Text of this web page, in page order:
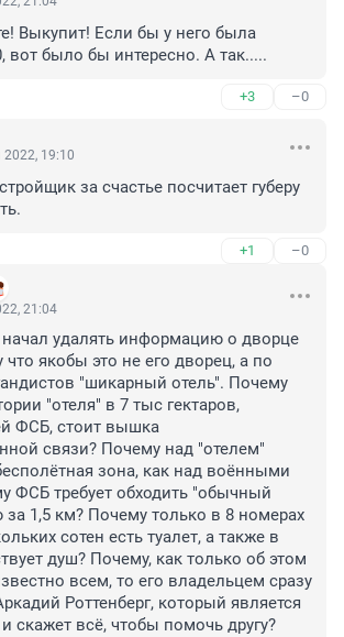
Выкупит! Если бы у него была
вот было бы интересно. А так.....
+3 –0
19:10
за счастье посчитает губеру
+1 –0
21:04
удалять информацию о дворце
что якобы это не его дворец, а по
"шикарный отель". Почему
"отеля" в 7 тыс гектаров,
ФСБ, стоит вышка
связи? Почему над "отелем"
зона, как над воёнными
ФСБ требует обходить "обычный
1,5 км? Почему только в 8 номерах
сотен есть туалет, а также в
душ? Почему, как только об этом
всем, то его владельцем сразу
Роттенберг, который является
скажет всё, чтобы помочь другу?